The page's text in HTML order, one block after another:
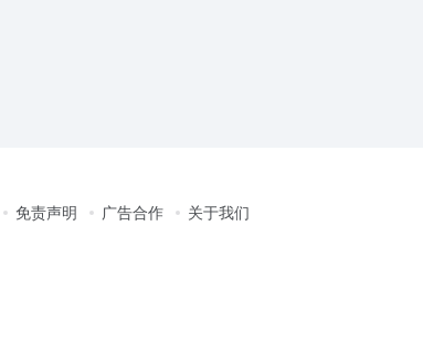
免责声明 广告合作 关于我们